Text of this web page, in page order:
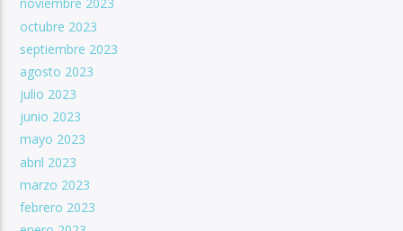
noviembre 2023
octubre 2023
septiembre 2023
agosto 2023
julio 2023
junio 2023
mayo 2023
abril 2023
marzo 2023
febrero 2023